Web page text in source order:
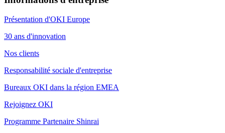
Présentation d'OKI Europe
30 ans d'innovation
Nos clients
Responsabilité sociale d'entreprise
Bureaux OKI dans la région EMEA
Rejoignez OKI
Programme Partenaire Shinrai